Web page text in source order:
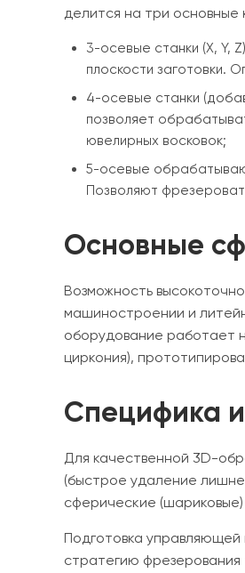
делится на три основные
3-осевые станки (X, Y,
плоскости заготовки.
4-осевые станки
позволяет
ювелирных восковок;
5-осевые
Позволяют
Основные
Возможность
машиностроении и
оборудование работает
циркония),
Специфика
Для качественной 3D-
(быстрое удаление
сферические
Подготовка
стратегию фрезерования